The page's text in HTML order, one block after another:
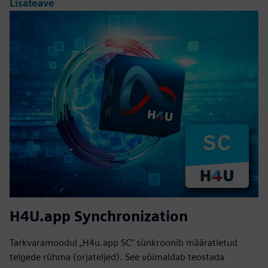
Lisateave
H4U.app Synchronization
Tarkvaramoodul „H4u.app SC” sünkroonib määratletud
telgede rühma (orjateljed). See võimaldab teostada